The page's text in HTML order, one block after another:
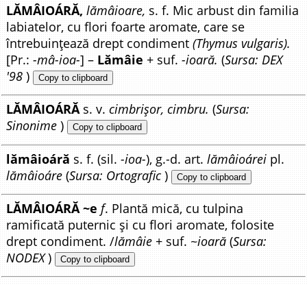
LĂMÂIOÁRĂ, lămâioare, s. f. Mic arbust din familia
labiatelor, cu flori foarte aromate, care se
întrebuințează drept condiment(Thymus vulgaris).
[Pr.:-mâ-ioa-] – Lămâie + suf.-ioară. (Sursa: DEX
'98 ) Copy to clipboard
LĂMÂIOÁRĂs. v.cimbrișor, cimbru. (Sursa:
Sinonime ) Copy to clipboard
lămâioáră s. f. (sil.-ioa-), g.-d. art.lămâioárei pl.
lămâioáre (Sursa: Ortografic ) Copy to clipboard
LĂMÂIOÁRĂ ~e f. Plantă mică, cu tulpina
ramificată puternic și cu flori aromate, folosite
drept condiment. /lămâie + suf. ~ioară (Sursa:
NODEX) Copy to clipboard